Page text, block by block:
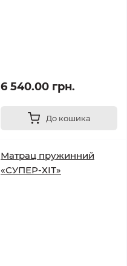
6 540.00 грн.
До кошика
Матрац пружинний
«СУПЕР-ХІТ»